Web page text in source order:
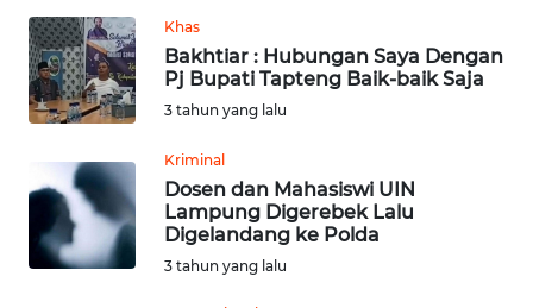
Khas
Bakhtiar : Hubungan Saya Dengan
Pj Bupati Tapteng Baik-baik Saja
3 tahun yang lalu
Kriminal
Dosen dan Mahasiswi UIN
Lampung Digerebek Lalu
Digelandang ke Polda
3 tahun yang lalu
WN
SERAMBI
WN
JAMBI
WN
SULTRA
WN